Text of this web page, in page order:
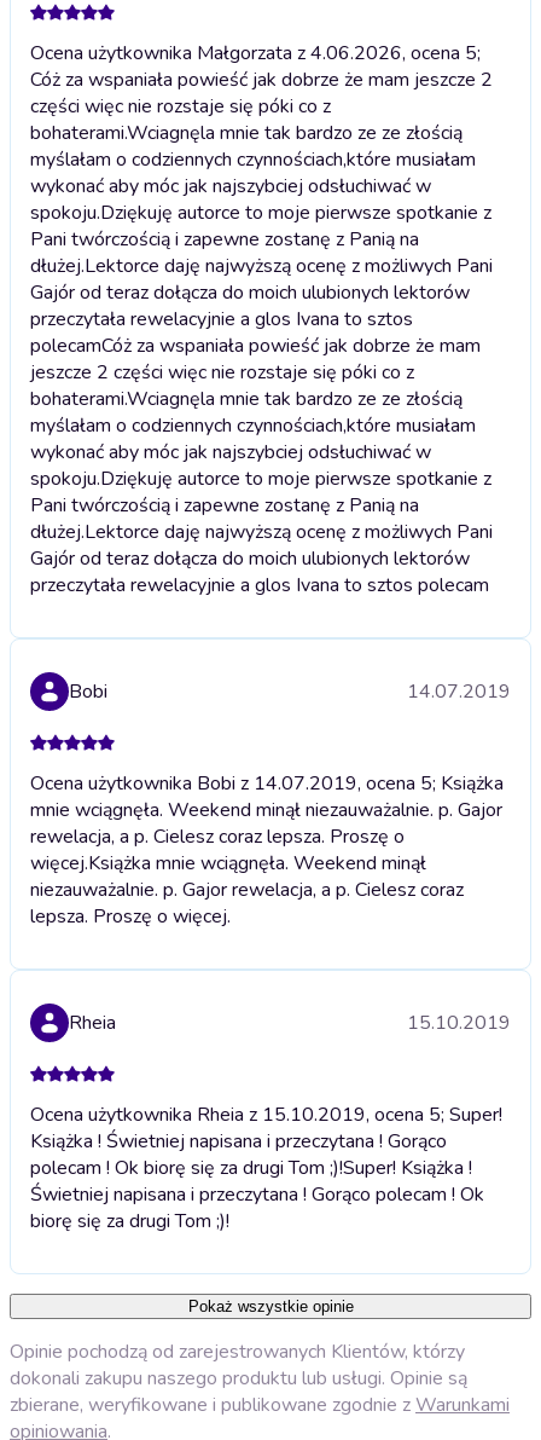
Ocena użytkownika Małgorzata z 4.06.2026, ocena 5;
Cóż za wspaniała powieść jak dobrze że mam jeszcze 2
części więc nie rozstaje się póki co z
bohaterami.Wciagnęla mnie tak bardzo ze ze złością
myślałam o codziennych czynnościach,które musiałam
wykonać aby móc jak najszybciej odsłuchiwać w
spokoju.Dziękuję autorce to moje pierwsze spotkanie z
Pani twórczością i zapewne zostanę z Panią na
dłużej.Lektorce daję najwyższą ocenę z możliwych Pani
Gajór od teraz dołącza do moich ulubionych lektorów
przeczytała rewelacyjnie a glos Ivana to sztos
polecamCóż za wspaniała powieść jak dobrze że mam
jeszcze 2 części więc nie rozstaje się póki co z
bohaterami.Wciagnęla mnie tak bardzo ze ze złością
myślałam o codziennych czynnościach,które musiałam
wykonać aby móc jak najszybciej odsłuchiwać w
spokoju.Dziękuję autorce to moje pierwsze spotkanie z
Pani twórczością i zapewne zostanę z Panią na
dłużej.Lektorce daję najwyższą ocenę z możliwych Pani
Gajór od teraz dołącza do moich ulubionych lektorów
przeczytała rewelacyjnie a glos Ivana to sztos polecam
Bobi 14.07.2019
Ocena użytkownika Bobi z 14.07.2019, ocena 5; Książka
mnie wciągnęła. Weekend minął niezauważalnie. p. Gajor
rewelacja, a p. Cielesz coraz lepsza. Proszę o
więcej.Książka mnie wciągnęła. Weekend minął
niezauważalnie. p. Gajor rewelacja, a p. Cielesz coraz
lepsza. Proszę o więcej.
Rheia 15.10.2019
Ocena użytkownika Rheia z 15.10.2019, ocena 5; Super!
Książka ! Świetniej napisana i przeczytana ! Gorąco
polecam ! Ok biorę się za drugi Tom ;)!Super! Książka !
Świetniej napisana i przeczytana ! Gorąco polecam ! Ok
biorę się za drugi Tom ;)!
Pokaż wszystkie opinie
Opinie pochodzą od zarejestrowanych Klientów, którzy
dokonali zakupu naszego produktu lub usługi. Opinie są
zbierane, weryfikowane i publikowane zgodnie zWarunkami
opiniowania.